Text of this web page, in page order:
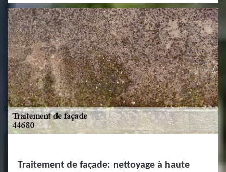
Traitement de façade: nettoyage à haute